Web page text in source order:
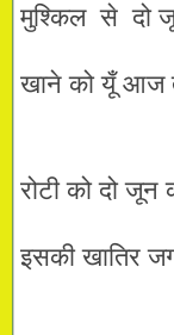
मुश्किल से दो
खाने को यूँ आज
रोटी को दो
इसकी खातिर